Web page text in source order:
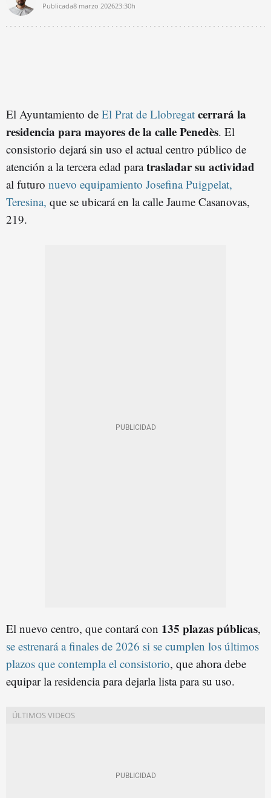
Publicada8 marzo 202623:30h
El Ayuntamiento de El Prat de Llobregat cerrará la
residencia para mayores de la calle Penedès. El
consistorio dejará sin uso el actual centro público de
atención a la tercera edad paratrasladar su actividad
al futuro nuevo equipamiento Josefina Puigpelat,
Teresina, que se ubicará en la calle Jaume Casanovas,
219.
El nuevo centro, que contará con 135 plazas públicas,
se estrenará a finales de 2026 si se cumplen los últimos
plazos que contempla el consistorio, que ahora debe
equipar la residencia para dejarla lista para su uso.